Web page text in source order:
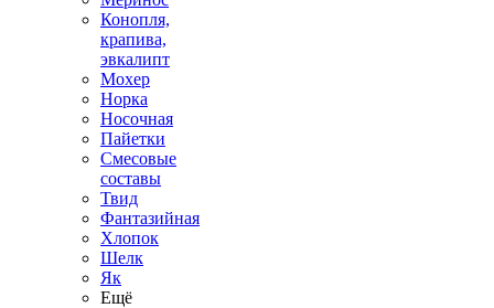
Конопля,
крапива,
эвкалипт
Мохер
Норка
Носочная
Пайетки
Смесовые
составы
Твид
Фантазийная
Хлопок
Шелк
Як
Ещё